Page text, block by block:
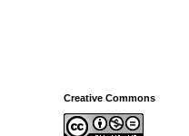
Creative Commons